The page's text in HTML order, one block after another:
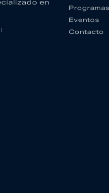
en
Programas
Eventos
Contacto